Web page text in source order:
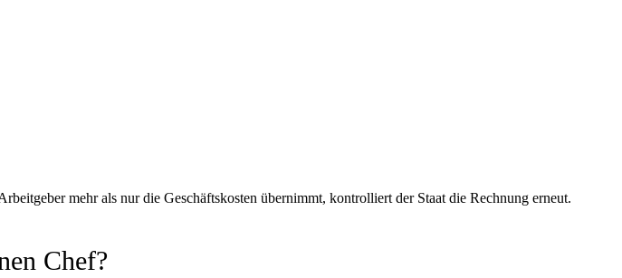
mehr als nur die Geschäftskosten übernimmt, kontrolliert der Staat die Rechnung erneut.
Chef?